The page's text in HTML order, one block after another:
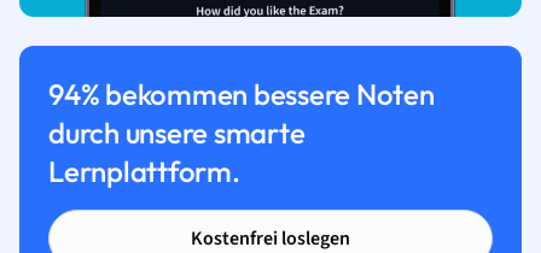
94% bekommen bessere Noten
durch unsere smarte
Lernplattform.
Kostenfrei loslegen